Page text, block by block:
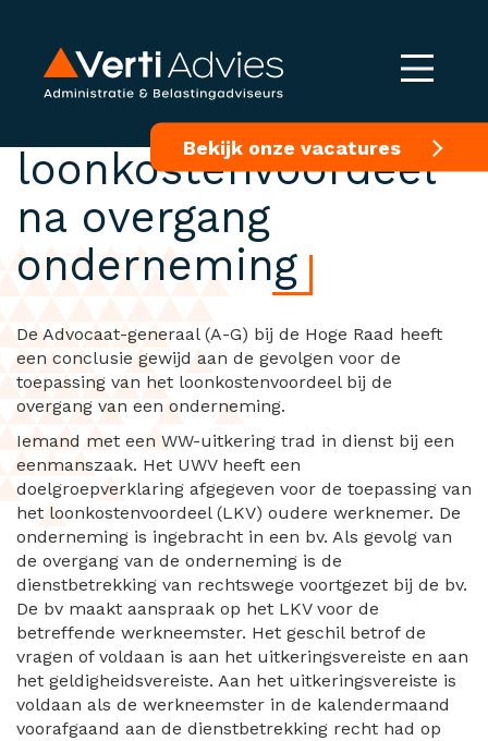
Bekijk onze vacatures
Toepassing
loonkostenvoordeel
na overgang
onderneming
De Advocaat-generaal (A-G) bij de Hoge Raad heeft
een conclusie gewijd aan de gevolgen voor de
toepassing van het loonkostenvoordeel bij de
overgang van een onderneming.
Iemand met een WW-uitkering trad in dienst bij een
eenmanszaak. Het UWV heeft een
doelgroepverklaring afgegeven voor de toepassing van
het loonkostenvoordeel (LKV) oudere werknemer. De
onderneming is ingebracht in een bv. Als gevolg van
de overgang van de onderneming is de
dienstbetrekking van rechtswege voortgezet bij de bv.
De bv maakt aanspraak op het LKV voor de
betreffende werkneemster. Het geschil betrof de
vragen of voldaan is aan het uitkeringsvereiste en aan
het geldigheidsvereiste. Aan het uitkeringsvereiste is
voldaan als de werkneemster in de kalendermaand
voorafgaand aan de dienstbetrekking recht had op